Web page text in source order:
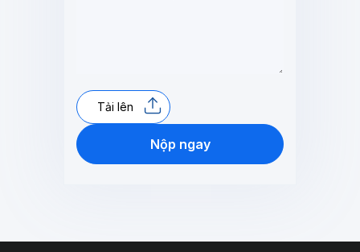
Tải lên
Nộp ngay